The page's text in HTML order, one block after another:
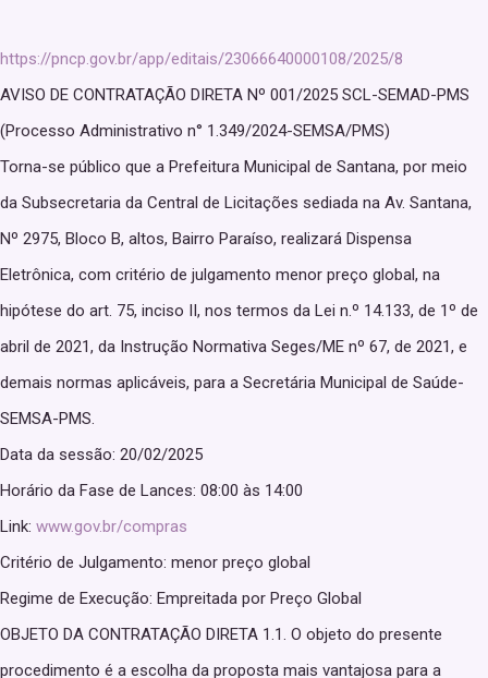
https://pncp.gov.br/app/editais/23066640000108/2025/8
AVISO DE CONTRATAÇÃO DIRETA Nº 001/2025 SCL-SEMAD-PMS
(Processo Administrativo n° 1.349/2024-SEMSA/PMS)
Torna-se público que a Prefeitura Municipal de Santana, por meio
da Subsecretaria da Central de Licitações sediada na Av. Santana,
Nº 2975, Bloco B, altos, Bairro Paraíso, realizará Dispensa
Eletrônica, com critério de julgamento menor preço global, na
hipótese do art. 75, inciso II, nos termos da Lei n.º 14.133, de 1º de
abril de 2021, da Instrução Normativa Seges/ME nº 67, de 2021, e
demais normas aplicáveis, para a Secretária Municipal de Saúde-
SEMSA-PMS.
Data da sessão: 20/02/2025
Horário da Fase de Lances: 08:00 às 14:00
Link: www.gov.br/compras
Critério de Julgamento: menor preço global
Regime de Execução: Empreitada por Preço Global
OBJETO DA CONTRATAÇÃO DIRETA 1.1. O objeto do presente
procedimento é a escolha da proposta mais vantajosa para a